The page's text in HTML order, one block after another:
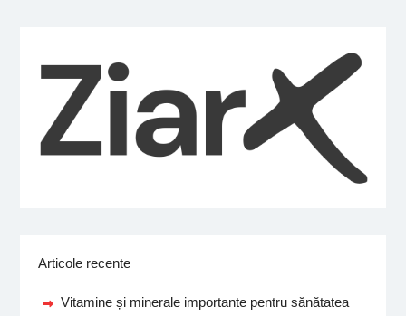
Articole recente
Vitamine și minerale importante pentru sănătatea